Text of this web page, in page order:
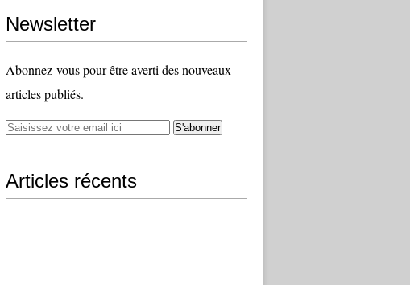
Newsletter
Abonnez-vous pour être averti des nouveaux
articles publiés.
Articles récents